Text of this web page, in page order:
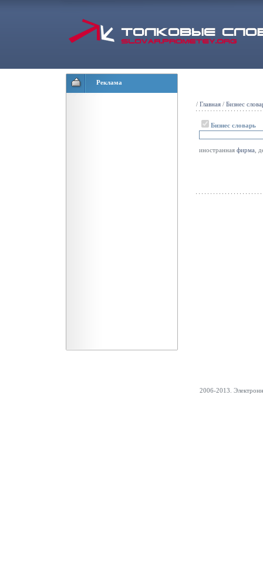
Реклама
/ Главная / Бизнес
Бизнес словарь
иностранная фирма ,
2006-2013.